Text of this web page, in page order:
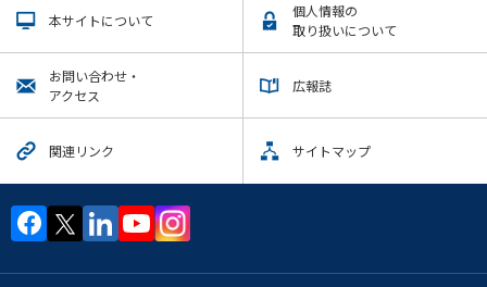
本サイトについて
個人情報の
取り扱いについて
お問い合わせ・
アクセス
広報誌
関連リンク サイトマップ